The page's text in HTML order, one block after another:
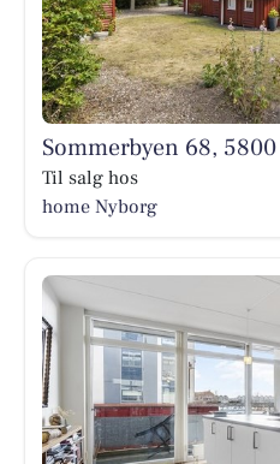
Sommerbyen 68,
Til salg hos
home Nyborg